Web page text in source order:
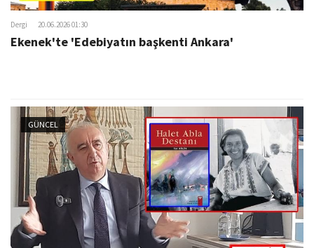
Dergi 20.06.2026 01:30
Ekenek'te 'Edebiyatın başkenti Ankara'
GÜNCEL